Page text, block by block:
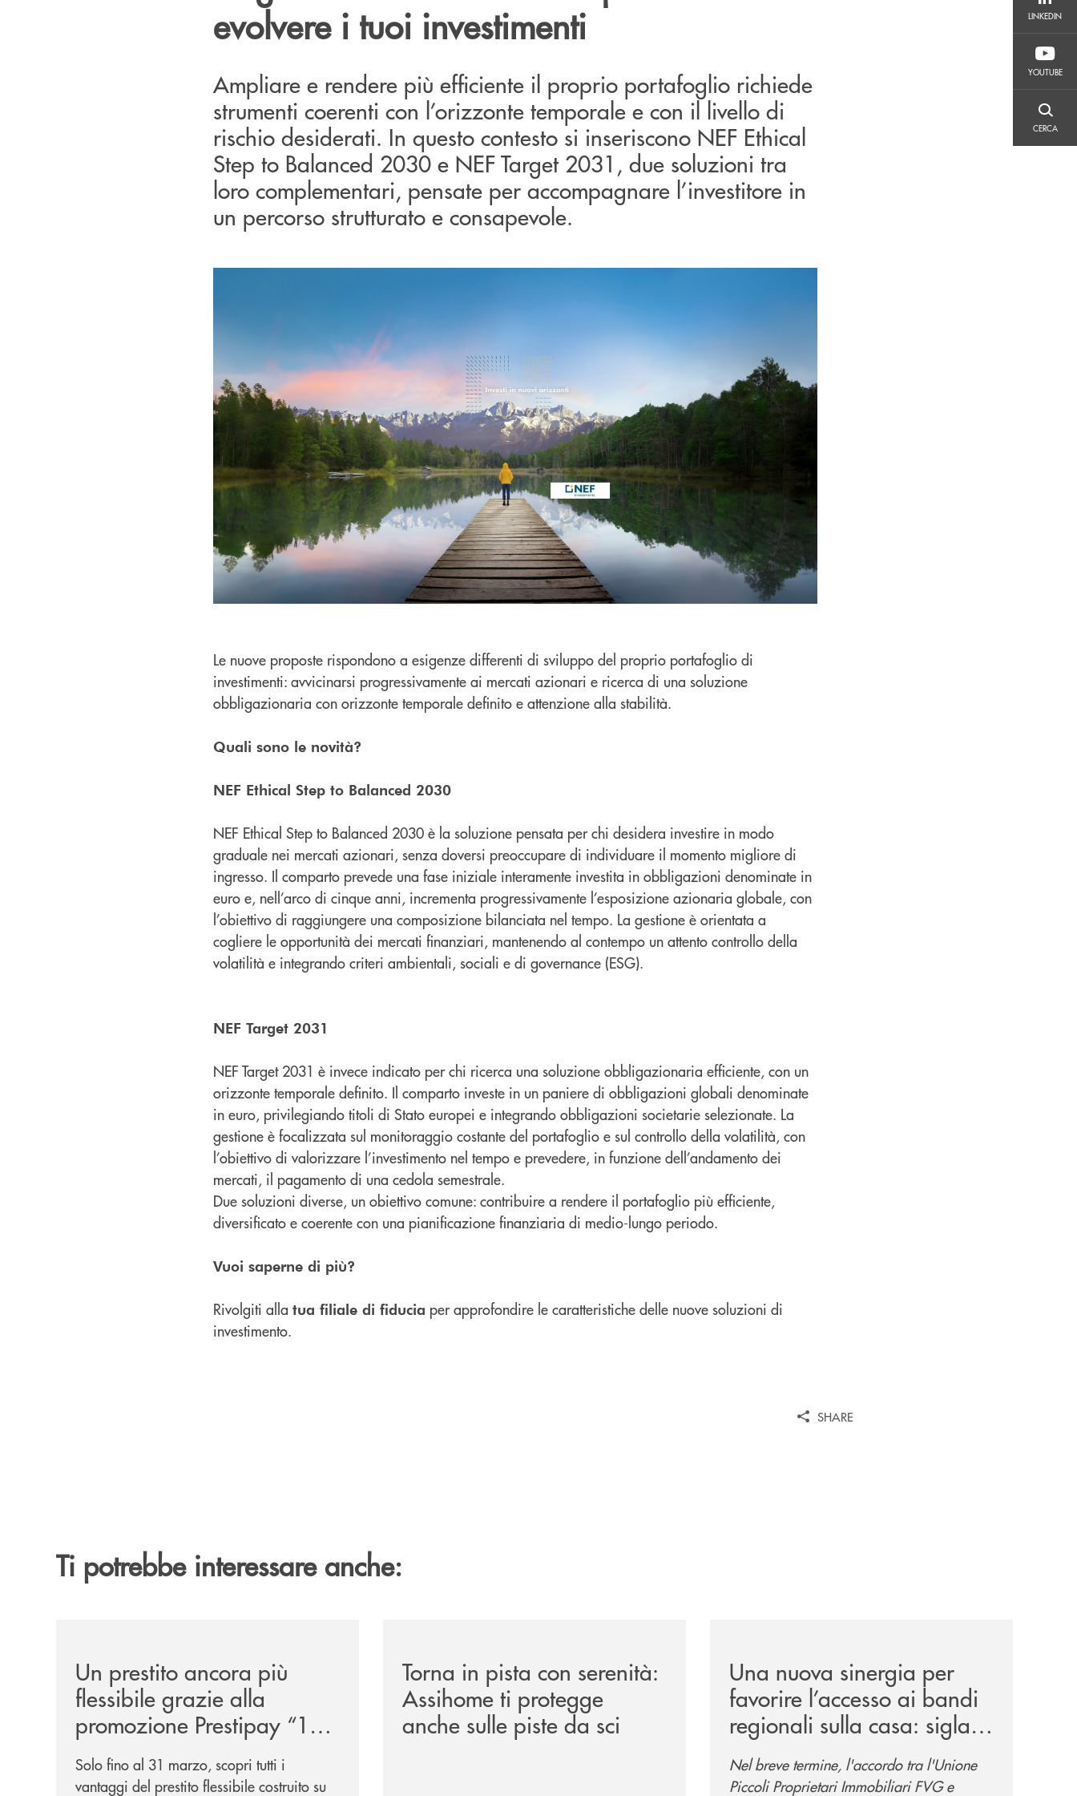
LINKEDIN
YOUTUBE
CERCA
evolvere i tuoi investimenti
Ampliare e rendere più efficiente il proprio portafoglio richiede
strumenti coerenti con l’orizzonte temporale e con il livello di
rischio desiderati. In questo contesto si inseriscono NEF Ethical
Step to Balanced 2030 e NEF Target 2031, due soluzioni tra
loro complementari, pensate per accompagnare l’investitore in
un percorso strutturato e consapevole.
Le nuove proposte rispondono a esigenze differenti di sviluppo del proprio portafoglio di
investimenti: avvicinarsi progressivamente ai mercati azionari e ricerca di una soluzione
obbligazionaria con orizzonte temporale definito e attenzione alla stabilità.
Quali sono le novità?
NEF Ethical Step to Balanced 2030
NEF Ethical Step to Balanced 2030 è la soluzione pensata per chi desidera investire in modo
graduale nei mercati azionari, senza doversi preoccupare di individuare il momento migliore di
ingresso. Il comparto prevede una fase iniziale interamente investita in obbligazioni denominate in
euro e, nell’arco di cinque anni, incrementa progressivamente l’esposizione azionaria globale, con
l’obiettivo di raggiungere una composizione bilanciata nel tempo. La gestione è orientata a
cogliere le opportunità dei mercati finanziari, mantenendo al contempo un attento controllo della
volatilità e integrando criteri ambientali, sociali e di governance (ESG).
NEF Target 2031
NEF Target 2031 è invece indicato per chi ricerca una soluzione obbligazionaria efficiente, con un
orizzonte temporale definito. Il comparto investe in un paniere di obbligazioni globali denominate
in euro, privilegiando titoli di Stato europei e integrando obbligazioni societarie selezionate. La
gestione è focalizzata sul monitoraggio costante del portafoglio e sul controllo della volatilità, con
l’obiettivo di valorizzare l’investimento nel tempo e prevedere, in funzione dell’andamento dei
mercati, il pagamento di una cedola semestrale.
Due soluzioni diverse, un obiettivo comune: contribuire a rendere il portafoglio più efficiente,
diversificato e coerente con una pianificazione finanziaria di medio-lungo periodo.
Vuoi saperne di più?
Rivolgiti alla tua filiale di fiducia per approfondire le caratteristiche delle nuove soluzioni di
investimento.
SHARE
Ti potrebbe interessare anche:
Un prestito ancora più
flessibile grazie alla
promozione Prestipay “110
Volte Su Misura per Te!”
Solo fino al 31 marzo, scopri tutti i
vantaggi del prestito flessibile costruito su
Torna in pista con serenità:
Assihome ti protegge
anche sulle piste da sci
Una nuova sinergia per
favorire l’accesso ai bandi
regionali sulla casa: siglata
la convenzione "Facilita
Bandi" tra UPPI FVG e
Nel breve termine, l'accordo tra l'Unione
Piccoli Proprietari Immobiliari FVG e